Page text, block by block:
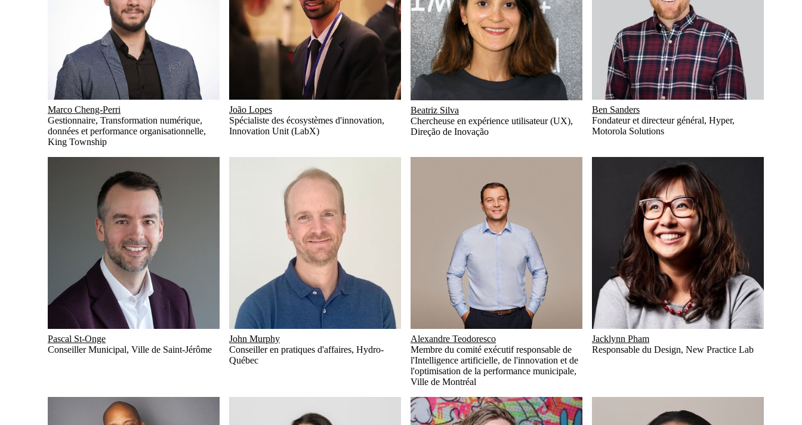
Marco Cheng-Perri
Gestionnaire, Transformation numérique,
données et performance organisationnelle,
King Township
João Lopes
Spécialiste des écosystèmes d'innovation,
Innovation Unit (LabX)
Beatriz Silva
Chercheuse en expérience utilisateur (UX),
Direção de Inovação
Ben Sanders
Fondateur et directeur général, Hyper,
Motorola Solutions
Pascal St-Onge
Conseiller Municipal, Ville de Saint-Jérôme
John Murphy
Conseiller en pratiques d'affaires, Hydro-
Québec
Alexandre Teodoresco
Membre du comité exécutif responsable de
l'Intelligence artificielle, de l'innovation et de
l'optimisation de la performance municipale,
Ville de Montréal
Jacklynn Pham
Responsable du Design, New Practice Lab